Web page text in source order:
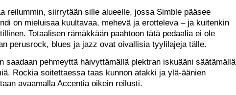
reilummin, siirrytään sille alueelle, jossa Simble pääsee
on mieluisaa kuultavaa, mehevä ja erotteleva – ja kuitenkin
Totaalisen rämäkkään paahtoon tätä pedaalia ei ole
perusrock, blues ja jazz ovat oivallisia tyylilajeja tälle.
saadaan pehmeyttä häivyttämällä plektran iskuääni säätämällä
Rockia soitettaessa taas kunnon atakki ja ylä-äänien
avaamalla Accentia oikein reilusti.